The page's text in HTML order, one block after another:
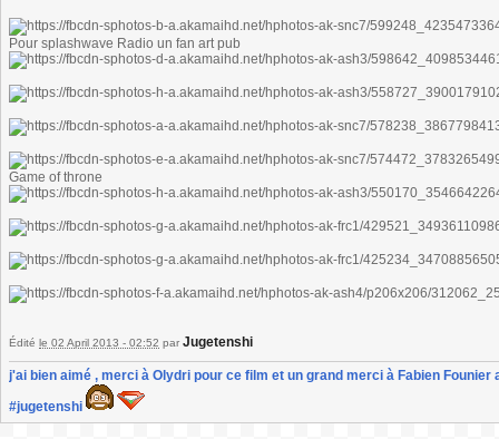
Pour splashwave Radio un fan art pub
Game of throne
Édité le 02 April 2013 - 02:52 par Jugetenshi
j'ai bien aimé , merci à Olydri pour ce film et un grand merci à Fabien
#jugetenshi